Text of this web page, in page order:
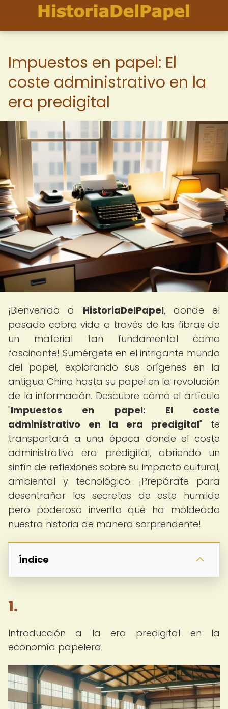
Impuestos en papel: El
coste administrativo en la
era predigital
¡Bienvenido a HistoriaDelPapel, donde el
pasado cobra vida a través de las fibras de
un material tan fundamental como
fascinante! Sumérgete en el intrigante mundo
del papel, explorando sus orígenes en la
antigua China hasta su papel en la revolución
de la información. Descubre cómo el artículo
"Impuestos en papel: El coste
administrativo en la era predigital" te
transportará a una época donde el coste
administrativo era predigital, abriendo un
sinfín de reflexiones sobre su impacto cultural,
ambiental y tecnológico. ¡Prepárate para
desentrañar los secretos de este humilde
pero poderoso invento que ha moldeado
nuestra historia de manera sorprendente!
Índice
1.
Introducción a la era predigital en la
economía papelera